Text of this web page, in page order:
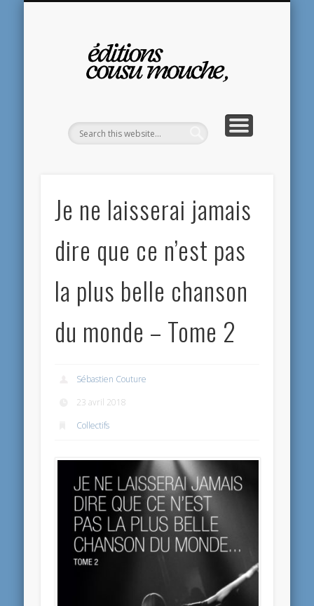
Je ne laisserai jamais
dire que ce n’est pas
la plus belle chanson
du monde – Tome 2
Sébastien Couture
23 avril 2018
Collectifs